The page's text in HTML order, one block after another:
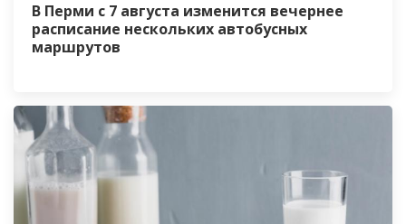
В Перми с 7 августа изменится вечернее
расписание нескольких автобусных
маршрутов